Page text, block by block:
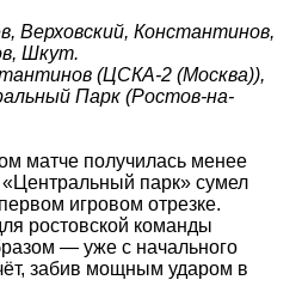
Верховский, Константинов,
Шкут.
(ЦСКА-2 (Москва)),
Парк (Ростов-на-
матче получилась менее
парк» сумел
игровом отрезке.
ростовской команды
— уже с начального
забив мощным ударом в